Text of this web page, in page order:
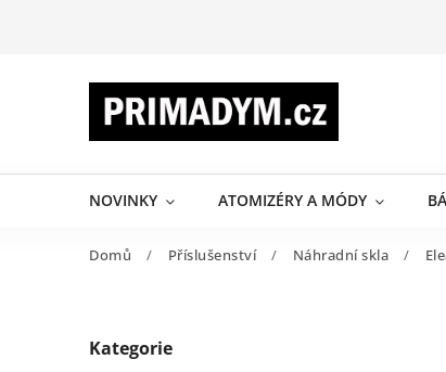
NOVINKY ATOMIZÉRY A MÓDY
Domů / Příslušenství / Náhradní skla /
Kategorie